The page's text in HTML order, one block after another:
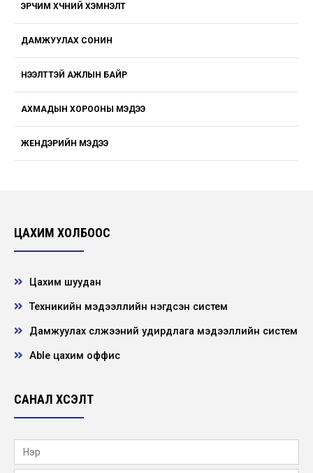
ЭРЧИМ ХҮЧНИЙ ХЭМНЭЛТ
ДАМЖУУЛАХ СОНИН
НЭЭЛТТЭЙ АЖЛЫН БАЙР
АХМАДЫН ХОРООНЫ МЭДЭЭ
ЖЕНДЭРИЙН МЭДЭЭ
ЦАХИМ ХОЛБООС
Цахим шуудан
Техникийн мэдээллийн нэгдсэн систем
Дамжуулах сүлжээний удирдлага мэдээллийн систем
Able цахим оффис
САНАЛ ХҮСЭЛТ